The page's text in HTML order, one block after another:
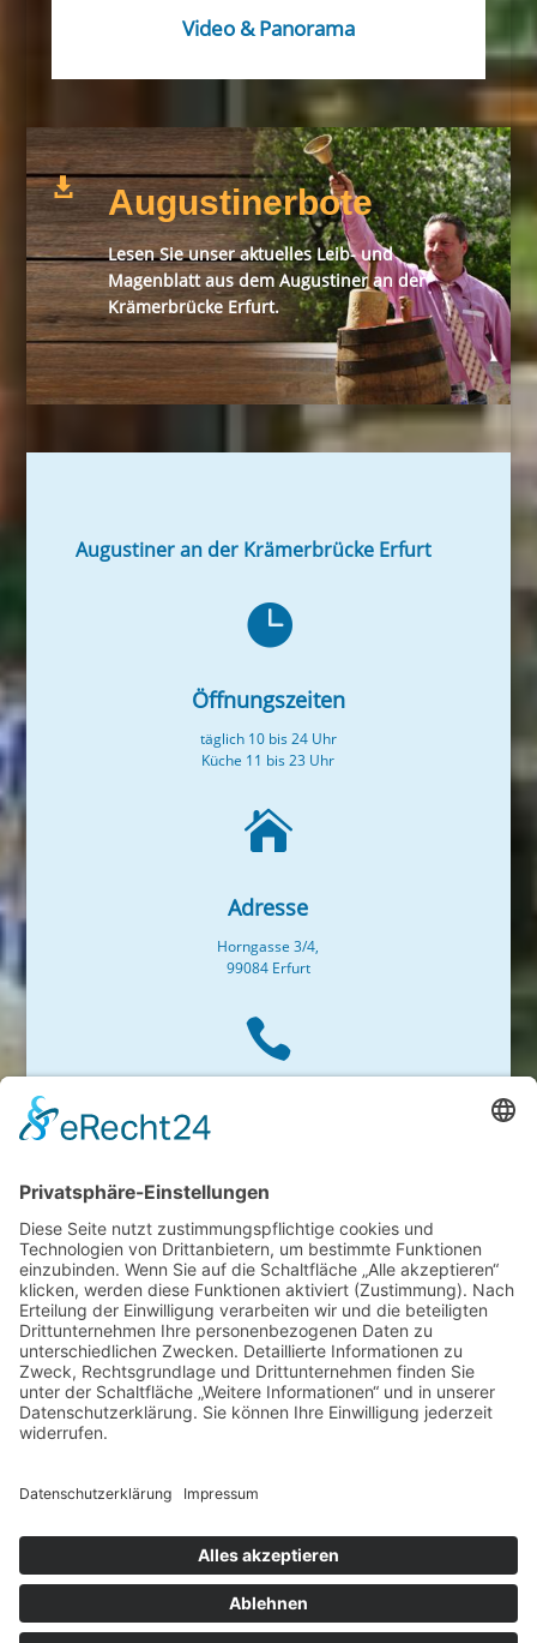
Video & Panorama
 Augustinerbote
Lesen Sie unser aktuelles Leib- und
Magenblatt aus dem Augustiner an der
Krämerbrücke Erfurt.
Augustiner an der Krämerbrücke Erfurt

Öffnungszeiten
täglich 10 bis 24 Uhr
Küche 11 bis 23 Uhr

Adresse
Horngasse 3/4,
99084 Erfurt

Webdesign & SEOschneider.media
Impressum
Datenschutz
Cookie-Einstellungen
Geschäftspartner
Anfahrt